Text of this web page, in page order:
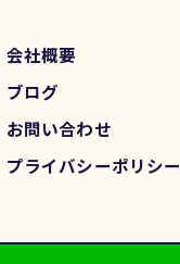
会社概要
ブログ
お問い合わせ
プライバシーポリシー